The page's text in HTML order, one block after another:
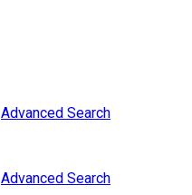
Advanced Search
Advanced Search